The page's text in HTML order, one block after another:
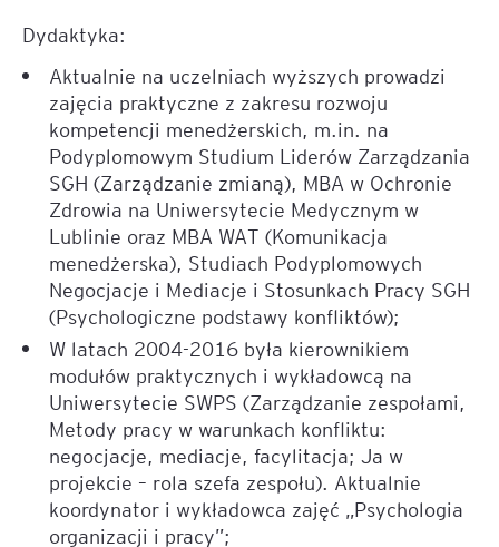
Dydaktyka:
Aktualnie na uczelniach wyższych prowadzi
zajęcia praktyczne z zakresu rozwoju
kompetencji menedżerskich, m.in. na
Podyplomowym Studium Liderów Zarządzania
SGH (Zarządzanie zmianą), MBA w Ochronie
Zdrowia na Uniwersytecie Medycznym w
Lublinie oraz MBA WAT (Komunikacja
menedżerska), Studiach Podyplomowych
Negocjacje i Mediacje i Stosunkach Pracy SGH
(Psychologiczne podstawy konfliktów);
W latach 2004-2016 była kierownikiem
modułów praktycznych i wykładowcą na
Uniwersytecie SWPS (Zarządzanie zespołami,
Metody pracy w warunkach konfliktu:
negocjacje, mediacje, facylitacja; Ja w
projekcie – rola szefa zespołu). Aktualnie
koordynator i wykładowca zajęć „Psychologia
organizacji i pracy”;